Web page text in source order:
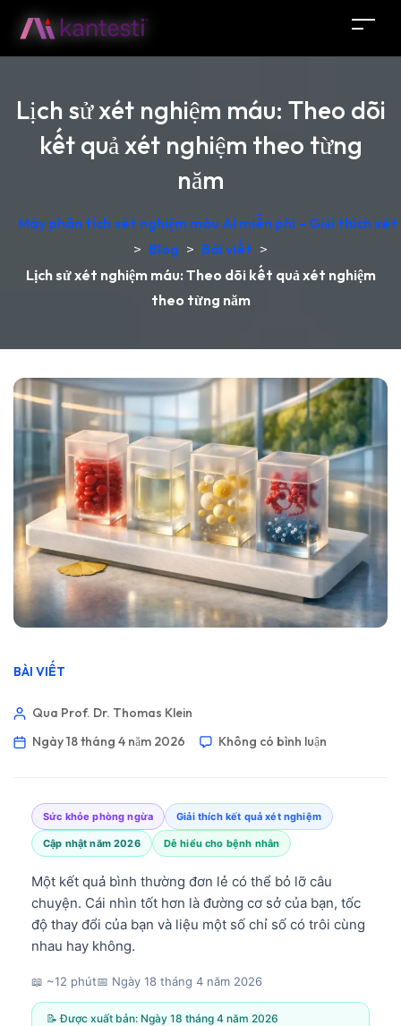
Lịch sử xét nghiệm máu: Theo dõi
kết quả xét nghiệm theo từng
năm
Máy phân tích xét nghiệm máu AI miễn phí – Giải thích
> Blog > Bài viết >
Lịch sử xét nghiệm máu: Theo dõi kết quả xét nghiệm
theo từng năm
BÀI VIẾT
Qua Prof. Dr. Thomas Klein
Ngày 18 tháng 4 năm 2026
Không có bình luận
Sức khỏe phòng ngừa Giải thích kết quả xét nghiệm
Cập nhật năm 2026 Dễ hiểu cho bệnh nhân
Một kết quả bình thường đơn lẻ có thể bỏ lỡ câu
chuyện. Cái nhìn tốt hơn là đường cơ sở của bạn, tốc
độ thay đổi của bạn và liệu một số chỉ số có trôi cùng
nhau hay không.
📖 ~12 phút📅 Ngày 18 tháng 4 năm 2026
📝 Được xuất bản: Ngày 18 tháng 4 năm 2026